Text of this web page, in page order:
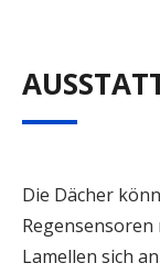
Die Dächer
Lamellen sich